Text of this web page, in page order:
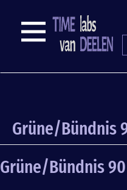
content
NAVIGATION
Grüne/Bündnis
Grüne/Bündnis 90